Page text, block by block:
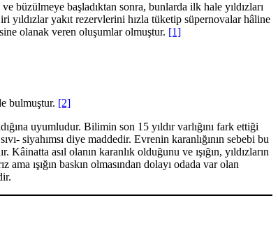
büzülmeye başladıktan sonra, bunlarda ilk hale yıldızları
yıldızlar yakıt rezervlerini hızla tüketip süpernovalar hâline
olanak veren oluşumlar olmuştur. [1]
bulmuştur. [2]
uyumludur. Bilimin son 15 yıldır varlığını fark ettiği
siyahımsı diye maddedir. Evrenin karanlığının sebebi bu
asıl olanın karanlık olduğunu ve ışığın, yıldızların
ışığın baskın olmasından dolayı odada var olan